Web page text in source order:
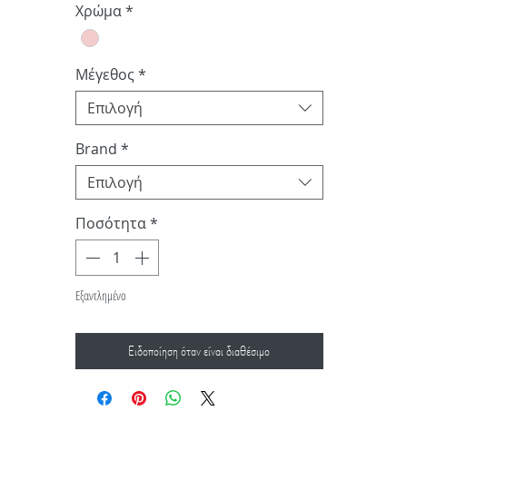
Χρώμα*
Μέγεθος *
Επιλογή
Brand *
Επιλογή
Ποσότητα*
Εξαντλημένο
Ειδοποίηση όταν είναι διαθέσιμο